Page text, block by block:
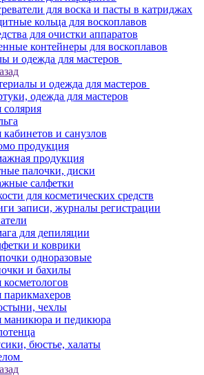
для воска и пасты в катриджах
кольца для воскоплавов
для очистки аппаратов
контейнеры для воскоплавов
и одежда для мастеров
и одежда для мастеров
одежда для мастеров
солярия
кабинетов и санузлов
продукция
продукция
палочки, диски
салфетки
для косметических средств
записи, журналы регистрации
для депиляции
и коврики
одноразовые
и бахилы
косметологов
парикмахеров
чехлы
маникюра и педикюра
бюстье, халаты